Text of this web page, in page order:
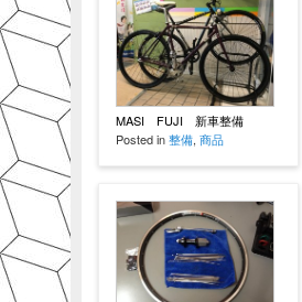
MASI FUJI 新車整備
Posted in整備, 商品